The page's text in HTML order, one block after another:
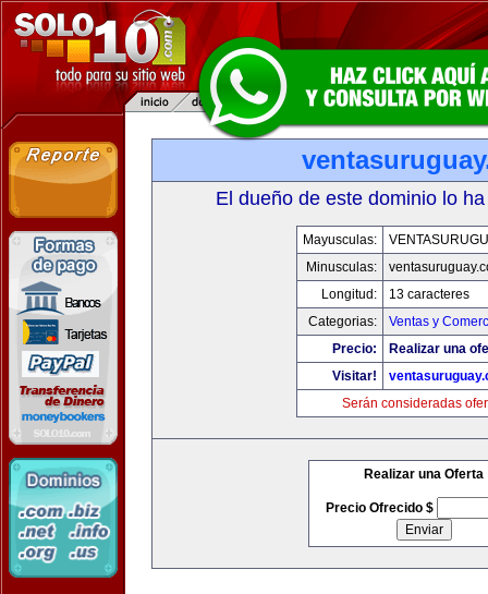
El dueño de este dominio lo
Mayusculas:
Minusculas:
Longitud:
13 caracteres
Categorias:
Ventas y
Precio:
Realizar una
Visitar!
Serán consideradas
Realizar una Oferta
Precio Ofrecido $